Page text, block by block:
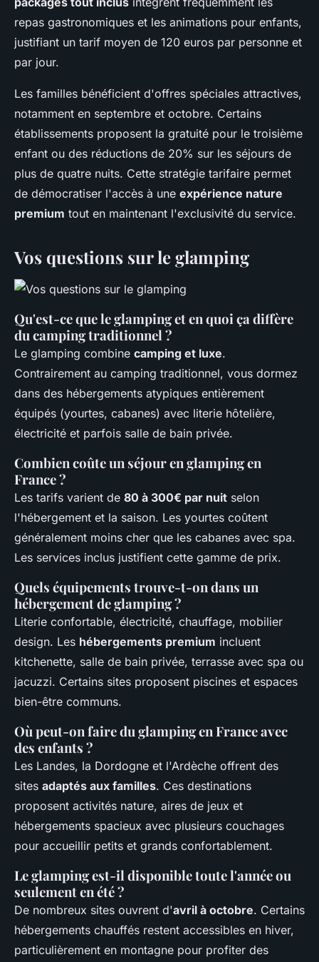
repas gastronomiques et les animations pour enfants,
justifiant un tarif moyen de 120 euros par personne et
par jour.
Les familles bénéficient d'offres spéciales attractives,
notamment en septembre et octobre. Certains
établissements proposent la gratuité pour le troisième
enfant ou des réductions de 20% sur les séjours de
plus de quatre nuits. Cette stratégie tarifaire permet
de démocratiser l'accès à une expérience nature
premium tout en maintenant l'exclusivité du service.
Vos questions sur le glamping
Qu'est-ce que le glamping et en quoi ça diffère
du camping traditionnel ?
Le glamping combine camping et luxe.
Contrairement au camping traditionnel, vous dormez
dans des hébergements atypiques entièrement
équipés (yourtes, cabanes) avec literie hôtelière,
électricité et parfois salle de bain privée.
Combien coûte un séjour en glamping en
France ?
Les tarifs varient de 80 à 300€ par nuit selon
l'hébergement et la saison. Les yourtes coûtent
généralement moins cher que les cabanes avec spa.
Les services inclus justifient cette gamme de prix.
Quels équipements trouve-t-on dans un
hébergement de glamping ?
Literie confortable, électricité, chauffage, mobilier
design. Les hébergements premium incluent
kitchenette, salle de bain privée, terrasse avec spa ou
jacuzzi. Certains sites proposent piscines et espaces
bien-être communs.
Où peut-on faire du glamping en France avec
des enfants ?
Les Landes, la Dordogne et l'Ardèche offrent des
sites adaptés aux familles. Ces destinations
proposent activités nature, aires de jeux et
hébergements spacieux avec plusieurs couchages
pour accueillir petits et grands confortablement.
Le glamping est-il disponible toute l'année ou
seulement en été ?
De nombreux sites ouvrent d'avril à octobre. Certains
hébergements chauffés restent accessibles en hiver,
particulièrement en montagne pour profiter des